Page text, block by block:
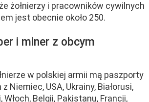
żołnierzy i pracowników cywilnych
jest obecnie około 250.
i miner z obcym
w polskiej armii mą paszporty
Niemiec, USA, Ukrainy, Białorusi,
Belgii, Pakistanu, Francji,